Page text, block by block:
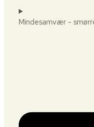
Mindesamvær -